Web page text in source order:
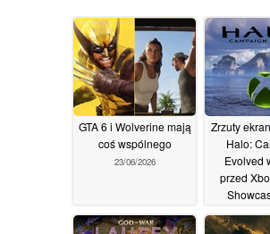
GTA 6 i Wolverine mają
coś wspólnego
23/06/2026
Zrzuty
Halo:
Evolved
przed
06/